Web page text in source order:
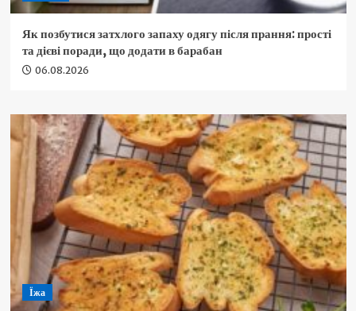
Як позбутися затхлого запаху одягу після прання: прості
та дієві поради, що додати в барабан
06.08.2026
Їжа